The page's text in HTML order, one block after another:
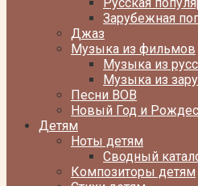
Зарубежная
Джаз
Музыка из фильмов
Музыка из
Музыка из
Песни ВОВ
Новый Год и
Детям
Ноты детям
Сводный
Композиторы детям